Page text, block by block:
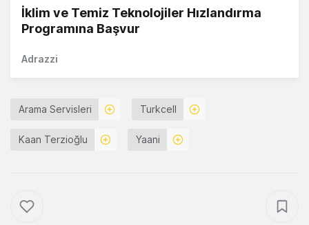
İklim ve Temiz Teknolojiler Hızlandırma
Programına Başvur
Adrazzi
Arama Servisleri Turkcell
Kaan Terzioğlu Yaani